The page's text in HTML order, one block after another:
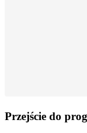
Przejście do